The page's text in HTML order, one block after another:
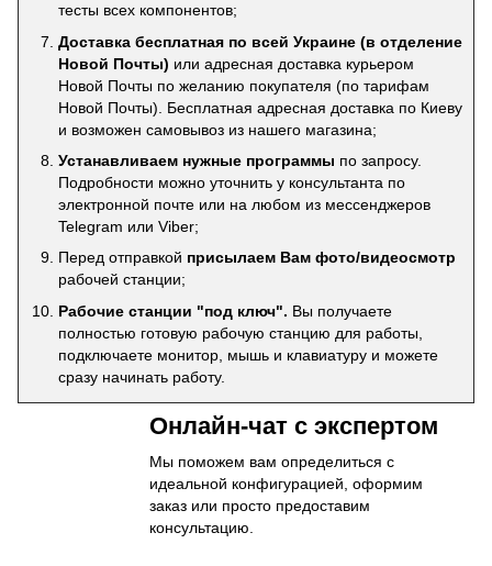
тесты всех компонентов;
Доставка бесплатная по всей Украине (в отделение
Новой Почты) или адресная доставка курьером
Новой Почты по желанию покупателя (по тарифам
Новой Почты). Бесплатная адресная доставка по Киеву
и возможен самовывоз из нашего магазина;
Устанавливаем нужные программы по запросу.
Подробности можно уточнить у консультанта по
электронной почте или на любом из мессенджеров
Telegram или Viber;
Перед отправкой присылаем Вам фото/видеосмотр
рабочей станции;
Рабочие станции "под ключ". Вы получаете
полностью готовую рабочую станцию для работы,
подключаете монитор, мышь и клавиатуру и можете
сразу начинать работу.
Онлайн-чат с экспертом
Мы поможем вам определиться с
идеальной конфигурацией, оформим
заказ или просто предоставим
консультацию.